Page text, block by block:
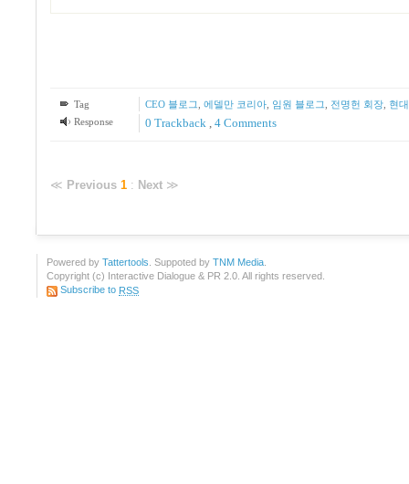
Tag CEO 블로그 에델만 코리아, 임원 블로그 전명헌 회장, 현
Response
0 Trackback 4Comments
≪ Previous 1 : Next ≫
Powered by Tattertools. Suppoted by TNM Media.
Copyright (c) Interactive Dialogue & PR 2.0. All rights reserved.
Subscribe to RSS